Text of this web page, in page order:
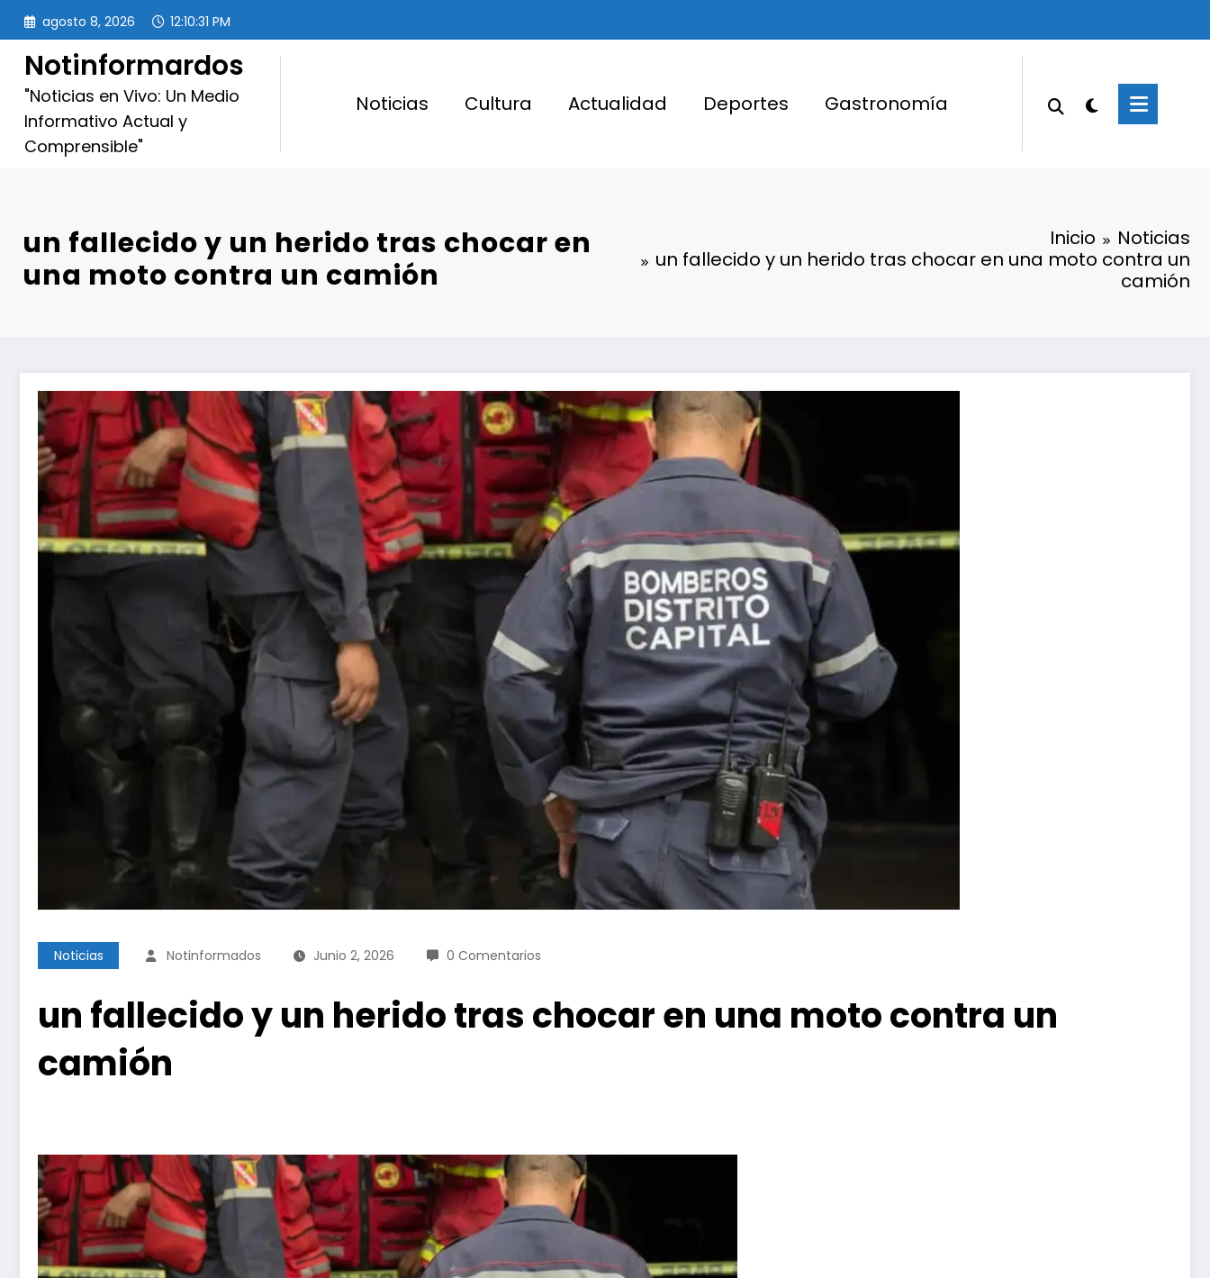
Saltar
contenido
agosto 8, 2026 12:10:33 PM
Notinformardos
"Noticias en Vivo: Un Medio
Informativo Actual y
Comprensible"
Noticias Cultura Actualidad Deportes Gastronomía
un fallecido y un herido tras chocar en
una moto contra un camión
Inicio
Noticias
un fallecido y un herido tras chocar en una moto contra un
camión
Noticias Notinformados Junio 2, 2026 0 Comentarios
un fallecido y un herido tras chocar en una moto contra un
camión